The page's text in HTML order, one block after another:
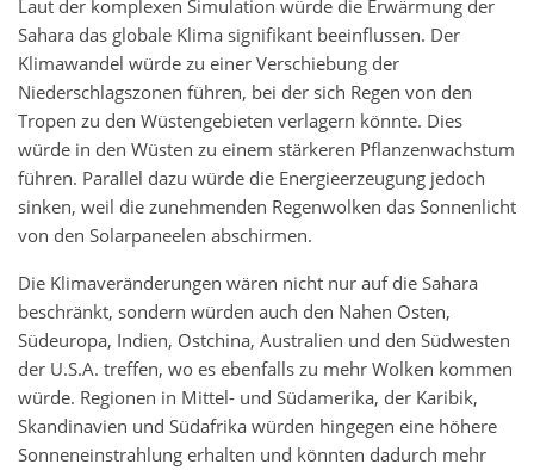
Laut der komplexen Simulation würde die Erwärmung der
Sahara das globale Klima signifikant beeinflussen. Der
Klimawandel würde zu einer Verschiebung der
Niederschlagszonen führen, bei der sich Regen von den
Tropen zu den Wüstengebieten verlagern könnte. Dies
würde in den Wüsten zu einem stärkeren Pflanzenwachstum
führen. Parallel dazu würde die Energieerzeugung jedoch
sinken, weil die zunehmenden Regenwolken das Sonnenlicht
von den Solarpaneelen abschirmen.
Die Klimaveränderungen wären nicht nur auf die Sahara
beschränkt, sondern würden auch den Nahen Osten,
Südeuropa, Indien, Ostchina, Australien und den Südwesten
der U.S.A. treffen, wo es ebenfalls zu mehr Wolken kommen
würde. Regionen in Mittel- und Südamerika, der Karibik,
Skandinavien und Südafrika würden hingegen eine höhere
Sonneneinstrahlung erhalten und könnten dadurch mehr